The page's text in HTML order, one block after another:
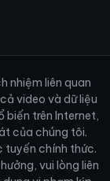
nhiệm liên quan
video và dữ liệu
biến trên Internet,
của chúng tôi.
tuyến chính thức.
vui lòng liên